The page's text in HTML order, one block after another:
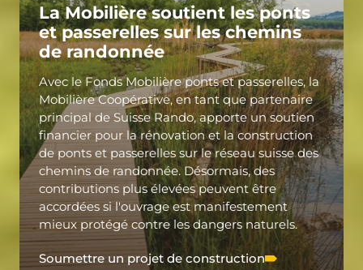
La Mobilière soutient les ponts
et passerelles sur les chemins
de randonnée
Avec le Fonds Mobilière ponts et passerelles, la
Mobilière Coopérative, en tant que partenaire
principal de Suisse Rando, apporte un soutien
financier pour la rénovation et la construction
de ponts et passerelles sur le réseau suisse des
chemins de randonnée. Désormais, des
contributions plus élevées peuvent être
accordées si l'ouvrage est manifestement
mieux protégé contre les dangers naturels.
Soumettre un projet de construction